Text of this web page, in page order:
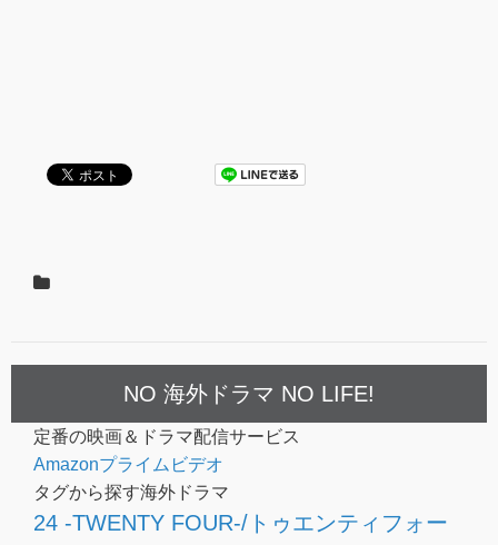
NO 海外ドラマ NO LIFE!
定番の映画＆ドラマ配信サービス
Amazonプライムビデオ
タグから探す海外ドラマ
24 -TWENTY FOUR-/トゥエンティフォー